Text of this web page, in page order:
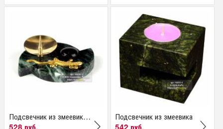
Подсвечник из змеевика...
Подсвечник из змеевика